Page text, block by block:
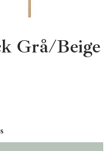
Grå/Beige